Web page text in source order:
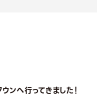
ンへ行ってきました！